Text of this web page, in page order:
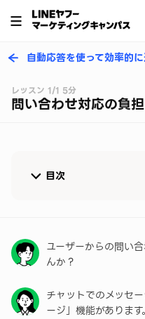
自動応答を使って効率的
レッスン 1/1 5分
問い合わせ対応の負
目次
集中
ユーザーからの問い
んか？
チャットでのメッセ
ージ」機能があります。